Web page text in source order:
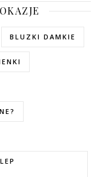
BLUZKI DAMKIE